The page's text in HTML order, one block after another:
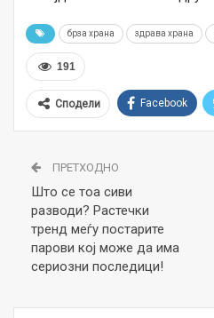
брза храна здрава храна
191
Сподели Facebook
ПРЕТХОДНО
Што се тоа сиви
разводи? Растечки
тренд меѓу постарите
парови кој може да има
сериозни последици!